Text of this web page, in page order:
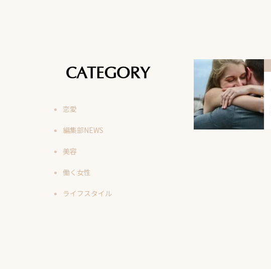
CATEGORY
恋愛
編集部NEWS
美容
働く女性
ライフスタイル